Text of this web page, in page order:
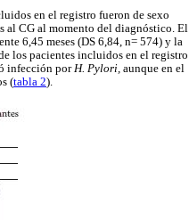
en el registro fueron de sexo
al CG al momento del diagnóstico. El
6,45 meses (DS 6,84, n= 574) y la
los pacientes incluidos en el registro
infección porH. Pylori, aunque en el
(tabla 2).